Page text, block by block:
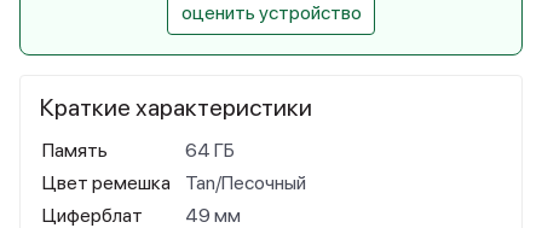
Краткие характеристики
Память
64 ГБ
Цвет ремешка
Tan/Песочный
Циферблат
49 мм
оценить устройство